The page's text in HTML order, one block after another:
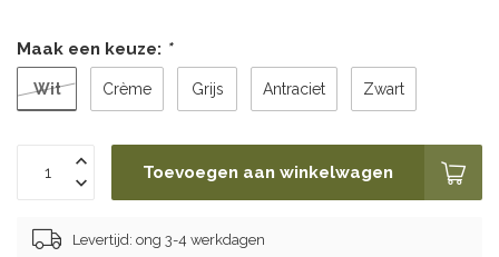
Maak een keuze: *
Wit Crème Grijs Antraciet Zwart
Toevoegen aan winkelwagen
Levertijd: ong 3-4 werkdagen